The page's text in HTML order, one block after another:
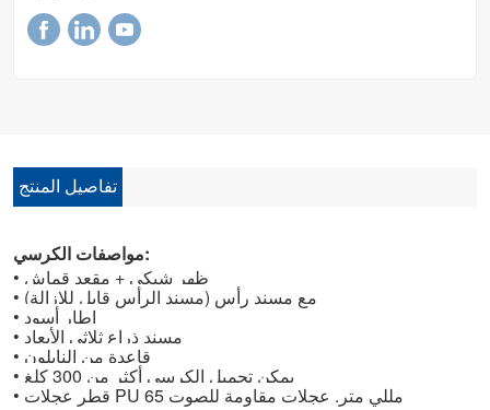
تفاصيل المنتج
مواصفات الكرسي:
• ظهر شبكي + مقعد قماش
• مع مسند رأس (مسند الرأس قابل للإزالة)
• إطار أسود
• مسند ذراع ثلاثي الأبعاد
• قاعدة من النايلون
• يمكن تحميل الكرسي أكثر من 300 كلغ
•
قطر عجلات PU 65 مللي متر. عجلات مقاومة للصوت